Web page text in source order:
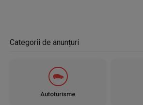
Categorii de anunțuri
Autoturisme